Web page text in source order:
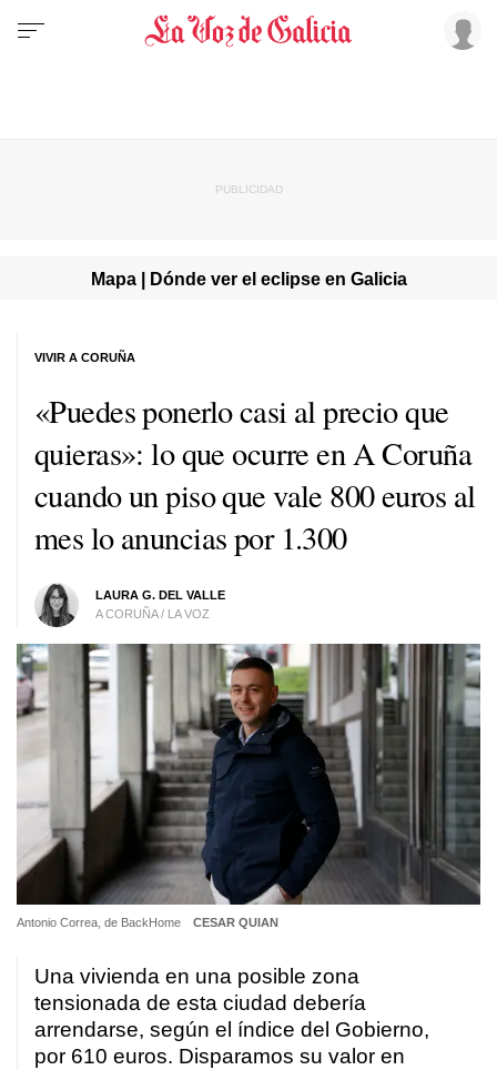
Mapa | Dónde ver el eclipse en Galicia
«Puedes ponerlo casi al precio que
quieras»: lo que ocurre en A Coruña
cuando un piso que vale 800 euros al
mes lo anuncias por 1.300
LAURA G. DEL VALLE
A CORUÑA / LA VOZ
VIVIR A CORUÑA
Antonio Correa, de BackHome CESAR QUIAN
Una vivienda en una posible zona
tensionada de esta ciudad debería
arrendarse, según el índice del Gobierno,
por 610 euros. Disparamos su valor en